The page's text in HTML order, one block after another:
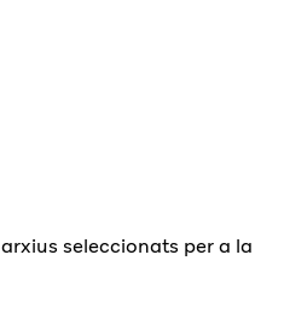
seleccionats per a la